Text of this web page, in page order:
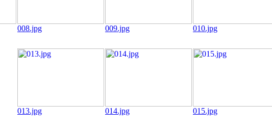
008.jpg 009.jpg 010.jpg
013.jpg 014.jpg 015.jpg